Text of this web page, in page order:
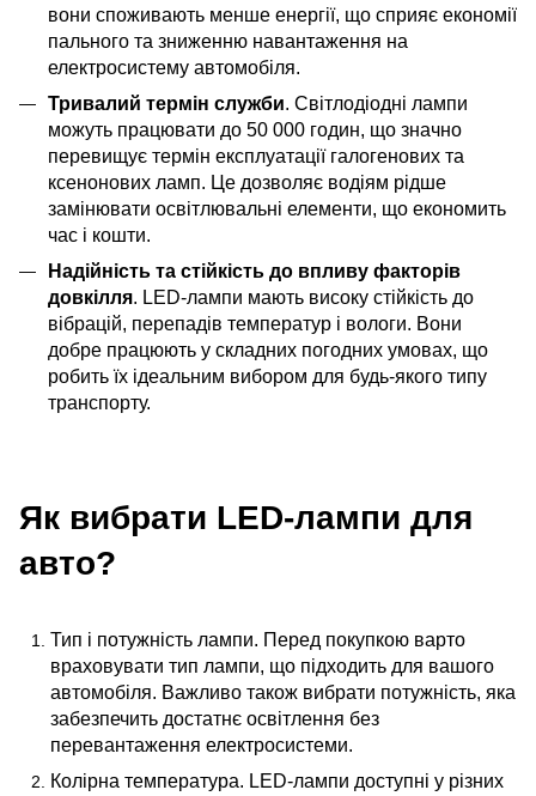
вони споживають менше енергії, що сприяє економії
пального та зниженню навантаження на
електросистему автомобіля.
Тривалий термін служби. Світлодіодні лампи
можуть працювати до 50 000 годин, що значно
перевищує термін експлуатації галогенових та
ксенонових ламп. Це дозволяє водіям рідше
замінювати освітлювальні елементи, що економить
час і кошти.
Надійність та стійкість до впливу факторів
довкілля. LED-лампи мають високу стійкість до
вібрацій, перепадів температур і вологи. Вони
добре працюють у складних погодних умовах, що
робить їх ідеальним вибором для будь-якого типу
транспорту.
Як вибрати LED-лампи для
авто?
Тип і потужність лампи. Перед покупкою варто
враховувати тип лампи, що підходить для вашого
автомобіля. Важливо також вибрати потужність, яка
забезпечить достатнє освітлення без
перевантаження електросистеми.
Колірна температура. LED-лампи доступні у різних